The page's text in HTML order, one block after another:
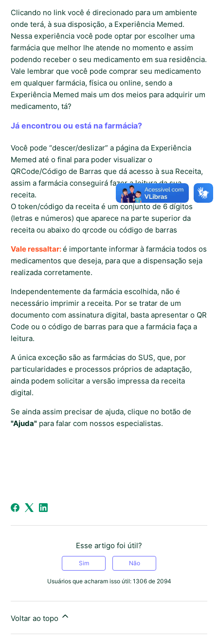
Clicando no link você é direcionado para um ambiente
onde terá, à sua disposição, a Experiência Memed.
Nessa experiência você pode optar por escolher uma
farmácia que melhor lhe atende no momento e assim
podendo receber o seu medicamento em sua residência.
Vale lembrar que você pode comprar seu medicamento
em qualquer farmácia, física ou online, sendo a
Experiência Memed mais um dos meios para adquirir um
medicamento, tá?
Já encontrou ou está na farmácia?
Você pode “descer/deslizar” a página da Experiência
Memed até o final para poder visualizar o
QRCode/Código de Barras que dá acesso à sua Receita,
assim a farmácia conseguirá fazer a leitura da sua
receita.
O token/código da receita é um conjunto de 6 dígitos
(letras e números) que aparece na parte superior da
receita ou abaixo do qrcode ou código de barras
Vale ressaltar:é importante informar à farmácia todos os
medicamentos que deseja, para que a dispensação seja
realizada corretamente.
Independentemente da farmácia escolhida, não é
necessário imprimir a receita. Por se tratar de um
documento com assinatura digital, basta apresentar o QR
Code ou o código de barras para que a farmácia faça a
leitura.
A única exceção são as farmácias do SUS, que, por
particularidades e processos próprios de adaptação,
ainda podem solicitar a versão impressa da receita
digital.
Se ainda assim precisar de ajuda, clique no botão de
"Ajuda" para falar com nossos especialistas.
Esse artigo foi útil?
Sim Não
Usuários que acharam isso útil: 1306 de 2094
Voltar ao topo